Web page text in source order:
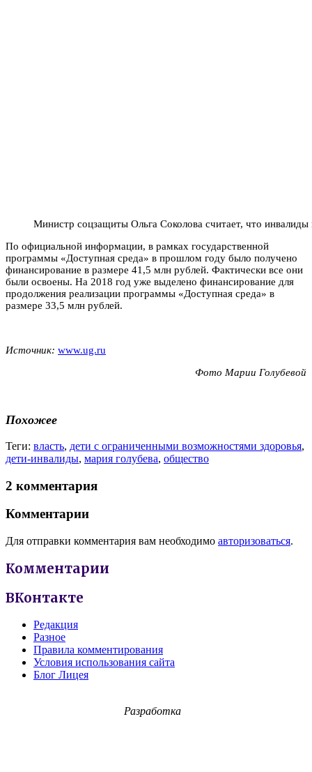
Министр соцзащиты Ольга Соколова считает, что
По официальной информации, в рамках государственной
программы «Доступная среда» в прошлом году было получено
финансирование в размере 41,5 млн рублей. Фактически все они
были освоены. На 2018 год уже выделено финансирование для
продолжения реализации программы «Доступная среда» в
размере 33,5 млн рублей.
Источник: www.ug.ru
Фото Марии Голубевой
Похожее
Теги: власть, дети с ограниченными возможностями здоровья,
дети-инвалиды, мария голубева, общество
2 комментария
Комментарии
Для отправки комментария вам необходимо авторизоваться.
Комментарии
ВКонтакте
Редакция
Разное
Правила комментирования
Условия использования сайта
Блог Лицея
Разработка